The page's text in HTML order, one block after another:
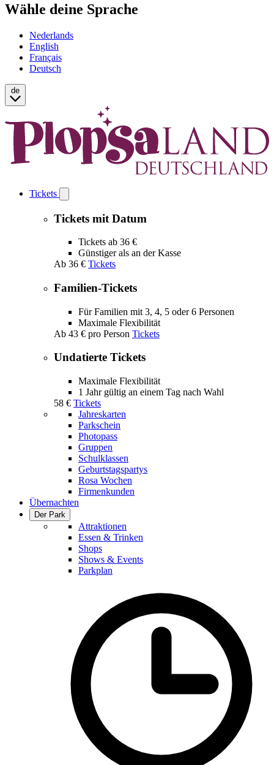
Wähle deine Sprache
Nederlands
English
Français
Deutsch
de
Tickets
Tickets
Tickets mit Datum
Tickets ab 36 €
Günstiger als an der Kasse
Ab 36 € Tickets
Familien-Tickets
Für Familien mit 3, 4, 5 oder 6 Personen
Maximale Flexibilität
Ab 43 € pro Person Tickets
Undatierte Tickets
Maximale Flexibilität
1 Jahr gültig an einem Tag nach Wahl
58 € Tickets
Jahreskarten
Parkschein
Photopass
Gruppen
Schulklassen
Geburtstagspartys
Rosa Wochen
Firmenkunden
Übernachten
Der Park
Attraktionen
Essen & Trinken
Shops
Shows & Events
Parkplan